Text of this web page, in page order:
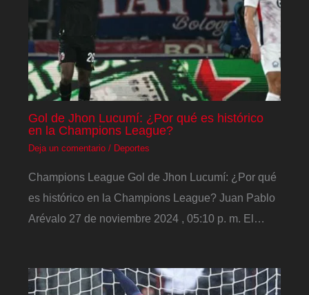
Gol de Jhon Lucumí: ¿Por qué es histórico
en la Champions League?
Deja un comentario / Deportes
Champions League Gol de Jhon Lucumí: ¿Por qué
es histórico en la Champions League? Juan Pablo
Arévalo 27 de noviembre 2024 , 05:10 p. m. El…